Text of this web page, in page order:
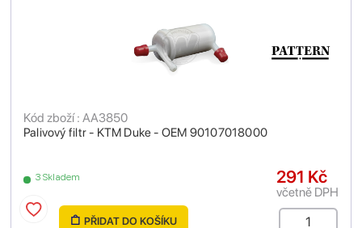
Palivový filtr - KTM Duke - OEM 90107018000
Kód zboží : AA3850
3 Skladem 291 Kč
včetně DPH
PŘIDAT DO KOŠÍKU